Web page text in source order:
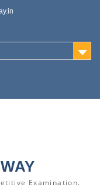
Examination.